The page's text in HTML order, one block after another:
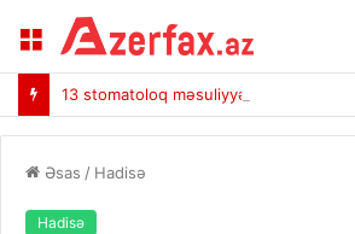
Menu
13 stomatoloq məsuliyyətə cəlb edildi
Əsas / Hadisə
Hadisə